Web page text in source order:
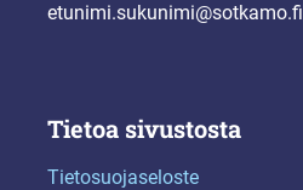
etunimi.sukunimi@sotkamo.fi
Tietoa sivustosta
Tietosuojaseloste